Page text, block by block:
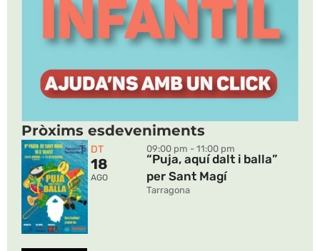
Pròxims esdeveniments
DT
18
AGO
09:00 pm - 11:00 pm
“Puja, aquí dalt i balla”
per Sant Magí
Tarragona